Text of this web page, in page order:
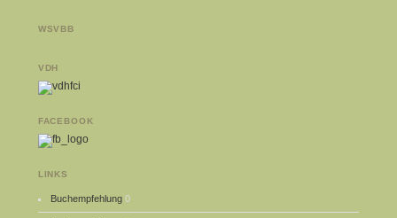
WSVBB
VDH
FACEBOOK
LINKS
Buchempfehlung 0